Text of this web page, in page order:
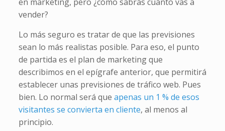
vender?
Lo más seguro es tratar de que las previsiones
sean lo más realistas posible. Para eso, el punto
de partida es el plan de marketing que
describimos en el epígrafe anterior, que permitirá
establecer unas previsiones de tráfico web. Pues
bien. Lo normal será que apenas un 1 % de esos
visitantes se convierta en cliente, al menos al
principio.